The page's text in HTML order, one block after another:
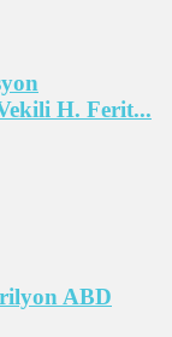
H. Ferit...
ABD